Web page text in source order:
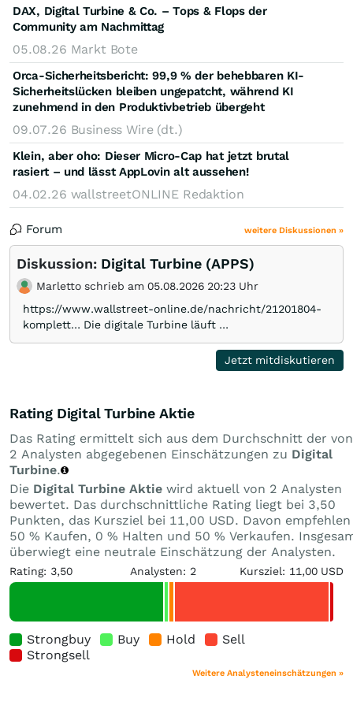
DAX, Digital Turbine & Co. – Tops & Flops der
Community am Nachmittag
05.08.26 Markt Bote
Orca-Sicherheitsbericht: 99,9 % der behebbaren KI-
Sicherheitslücken bleiben ungepatcht, während KI
zunehmend in den Produktivbetrieb übergeht
09.07.26 Business Wire (dt.)
Klein, aber oho: Dieser Micro-Cap hat jetzt brutal
rasiert – und lässt AppLovin alt aussehen!
04.02.26 wallstreetONLINE Redaktion
Forum weitere Diskussionen »
Diskussion: Digital Turbine (APPS)
Marletto schrieb am 05.08.2026 20:23 Uhr
https://www.wallstreet-online.de/nachricht/21201804-
komplett… Die digitale Turbine läuft ...
Jetzt mitdiskutieren
Rating Digital Turbine Aktie
Das Rating ermittelt sich aus dem Durchschnitt der von
2 Analysten abgegebenen Einschätzungen zu Digital
Turbine.
Die Digital Turbine Aktie wird aktuell von 2 Analysten
bewertet. Das durchschnittliche Rating liegt bei 3,50
Punkten, das Kursziel bei 11,00 USD. Davon empfehlen
50 % Kaufen, 0 % Halten und 50 % Verkaufen.
überwiegt eine neutrale Einschätzung der Analysten.
Rating: 3,50 Analysten: 2 Kursziel: 11,00 USD
Strongbuy Buy Hold
Sell
Strongsell
Weitere Analysteneinschätzungen »